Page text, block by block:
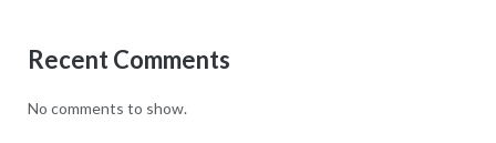
Recent Comments
No comments to show.